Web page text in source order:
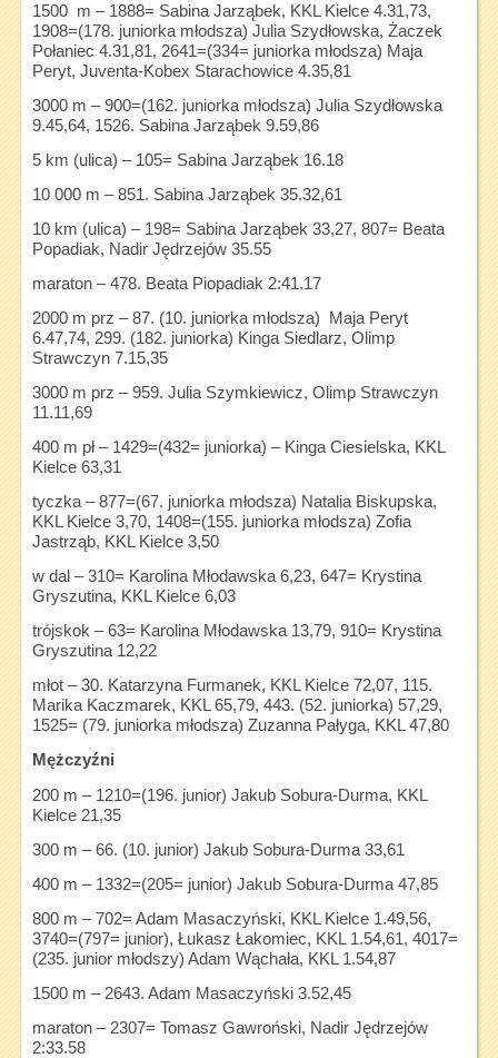
1500 m – 1888= Sabina Jarząbek, KKL Kielce 4.31,73,
1908=(178. juniorka młodsza) Julia Szydłowska, Żaczek
Połaniec 4.31,81, 2641=(334= juniorka młodsza) Maja
Peryt, Juventa-Kobex Starachowice 4.35,81
3000 m – 900=(162. juniorka młodsza) Julia Szydłowska
9.45,64, 1526. Sabina Jarząbek 9.59,86
5 km (ulica) – 105= Sabina Jarząbek 16.18
10 000 m – 851. Sabina Jarząbek 35.32,61
10 km (ulica) – 198= Sabina Jarząbek 33,27, 807= Beata
Popadiak, Nadir Jędrzejów 35.55
maraton – 478. Beata Piopadiak 2:41.17
2000 m prz – 87. (10. juniorka młodsza) Maja Peryt
6.47,74, 299. (182. juniorka) Kinga Siedlarz, Olimp
Strawczyn 7.15,35
3000 m prz – 959. Julia Szymkiewicz, Olimp Strawczyn
11.11,69
400 m pł – 1429=(432= juniorka) – Kinga Ciesielska, KKL
Kielce 63,31
tyczka – 877=(67. juniorka młodsza) Natalia Biskupska,
KKL Kielce 3,70, 1408=(155. juniorka młodsza) Zofia
Jastrząb, KKL Kielce 3,50
w dal – 310= Karolina Młodawska 6,23, 647= Krystina
Gryszutina, KKL Kielce 6,03
trójskok – 63= Karolina Młodawska 13,79, 910= Krystina
Gryszutina 12,22
młot – 30. Katarzyna Furmanek, KKL Kielce 72,07, 115.
Marika Kaczmarek, KKL 65,79, 443. (52. juniorka) 57,29,
1525= (79. juniorka młodsza) Zuzanna Pałyga, KKL 47,80
Mężczyźni
200 m – 1210=(196. junior) Jakub Sobura-Durma, KKL
Kielce 21,35
300 m – 66. (10. junior) Jakub Sobura-Durma 33,61
400 m – 1332=(205= junior) Jakub Sobura-Durma 47,85
800 m – 702= Adam Masaczyński, KKL Kielce 1.49,56,
3740=(797= junior), Łukasz Łakomiec, KKL 1.54,61, 4017=
(235. junior młodszy) Adam Wąchała, KKL 1.54,87
1500 m – 2643. Adam Masaczyński 3.52,45
maraton – 2307= Tomasz Gawroński, Nadir Jędrzejów
2:33.58